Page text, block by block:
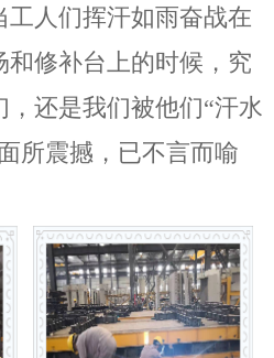
工人们挥汗如雨奋战在
修补台上的时候，究
还是我们被他们“汗水
所震撼，已不言而喻